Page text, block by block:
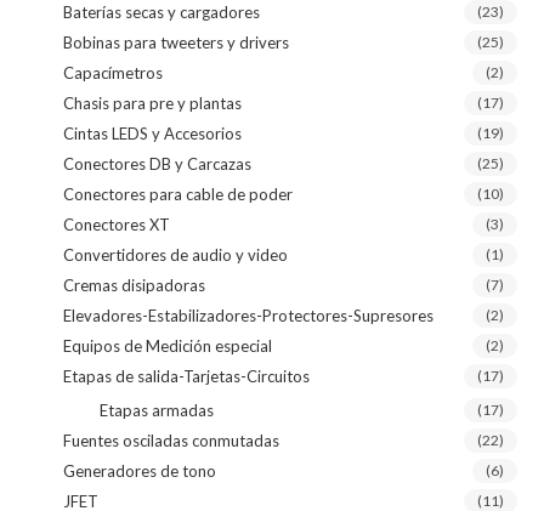
Baterías secas y cargadores (23)
Bobinas para tweeters y drivers (25)
Capacímetros (2)
Chasis para pre y plantas (17)
Cintas LEDS y Accesorios (19)
Conectores DB y Carcazas (25)
Conectores para cable de poder (10)
Conectores XT (3)
Convertidores de audio y video (1)
Cremas disipadoras (7)
Elevadores-Estabilizadores-Protectores-Supresores (2)
Equipos de Medición especial (2)
Etapas de salida-Tarjetas-Circuitos (17)
Etapas armadas (17)
Fuentes osciladas conmutadas (22)
Generadores de tono (6)
JFET (11)